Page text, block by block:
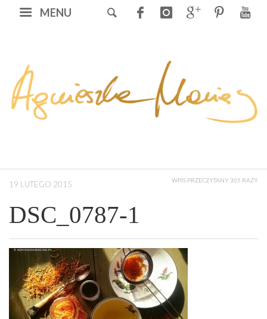
MENU
19 LUTEGO 2015 WPIS PRZECZYTANY 305 RAZY
DSC_0787-1